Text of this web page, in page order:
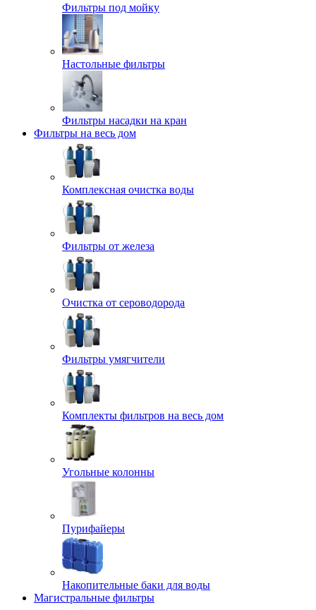
Фильтры под мойку
Настольные фильтры
Фильтры насадки на кран
Фильтры на весь дом
Комплексная очистка воды
Фильтры от железа
Очистка от сероводорода
Фильтры умягчители
Комплекты фильтров на весь дом
Угольные колонны
Пурифайеры
Накопительные баки для воды
Магистральные фильтры